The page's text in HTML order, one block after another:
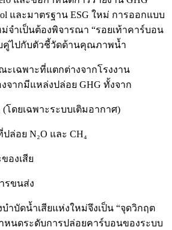
และมาตรฐาน ESG ใหม่ การออกแบบ
จำเป็นต้องพิจารณา “รอยเท้าคาร์บอน
คู่ไปกับตัวชี้วัดด้านคุณภาพน้ำ
ะเฉพาะที่แตกต่างจากโรงงาน
จากมีแหล่งปล่อย GHG ทั้งจาก
โดยเฉพาะระบบเติมอากาศ)
ล่อย N₂O และ CH₄
องเสีย
รขนส่ง
ำบัดน้ำเสียแห่งใหม่จึงเป็น “จุดวิกฤต
หนดระดับการปล่อยคาร์บอนของระบบ